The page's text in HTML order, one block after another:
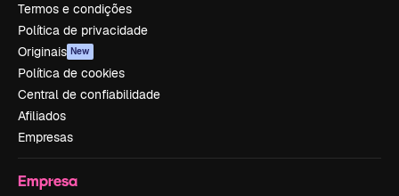
Termos e condições
Política de privacidade
Originais New
Política de cookies
Central de confiabilidade
Afiliados
Empresas
Empresa